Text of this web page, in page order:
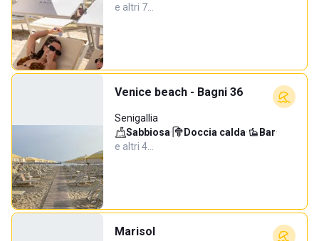
e altri 7…
Venice beach - Bagni 36
Senigallia
Sabbiosa· Doccia calda· Bar·
e altri 4…
Marisol